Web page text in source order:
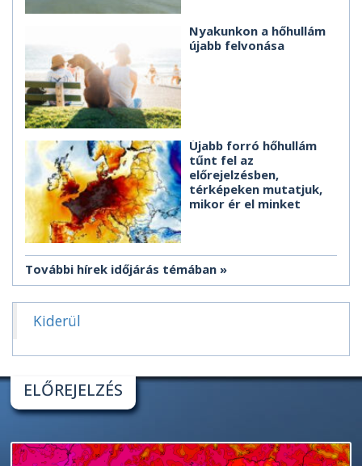
Nyakunkon a hőhullám
újabb felvonása
Újabb forró hőhullám
tűnt fel az
előrejelzésben,
térképeken mutatjuk,
mikor ér el minket
További hírek időjárás témában
Kiderül
ELŐREJELZÉS